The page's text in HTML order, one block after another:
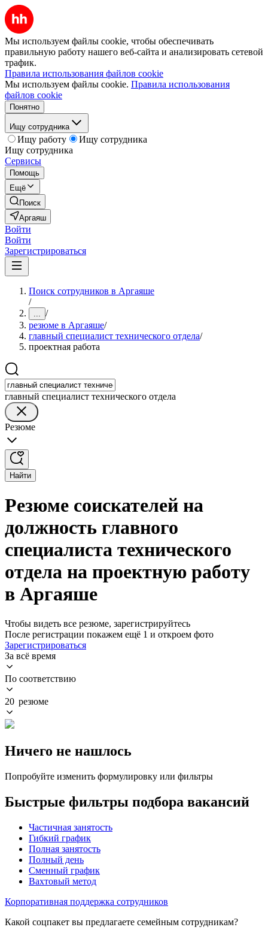
Мы используем файлы cookie, чтобы обеспечивать
правильную работу нашего веб-сайта и анализировать сетевой
трафик.
Правила использования файлов cookie
Мы используем файлы cookie. Правила использования
файлов cookie
Понятно
Ищу сотрудника
Ищу работу
Ищу сотрудника
Ищу сотрудника
Сервисы
Помощь
Ещё
Поиск
Аргаяш
Войти
Войти
Зарегистрироваться
Поиск сотрудников в Аргаяше
/
... /
резюме в Аргаяше/
главный специалист технического отдела/
проектная работа
главный специалист технического отдела
Резюме
Найти
Резюме соискателей на
должность главного
специалиста технического
отдела на проектную работу
в Аргаяше
Чтобы видеть все резюме, зарегистрируйтесь
После регистрации покажем ещё 1 и откроем фото
Зарегистрироваться
За всё время
По соответствию
20 резюме
Ничего не нашлось
Попробуйте изменить формулировку или фильтры
Быстрые фильтры подбора вакансий
Частичная занятость
Гибкий график
Полная занятость
Полный день
Сменный график
Вахтовый метод
Корпоративная поддержка сотрудников
Какой соцпакет вы предлагаете семейным сотрудникам?